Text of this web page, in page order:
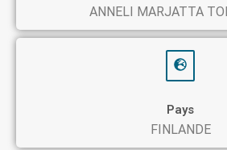
ANNELI MARJATTA
Pays
FINLANDE